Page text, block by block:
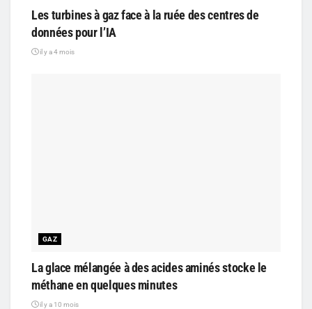
Les turbines à gaz face à la ruée des centres de
données pour l’IA
il y a 4 mois
GAZ
La glace mélangée à des acides aminés stocke le
méthane en quelques minutes
il y a 10 mois